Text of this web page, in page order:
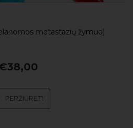
metastazių žymuo)
38,00
PERŽIŪRĖTI